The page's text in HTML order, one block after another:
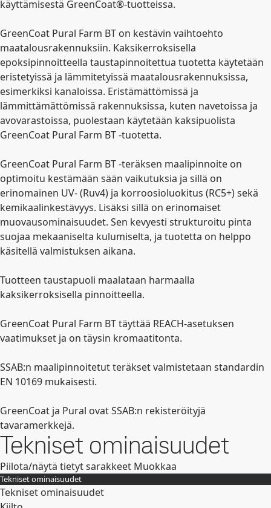
käyttämisestä GreenCoat®-tuotteissa.
GreenCoat Pural Farm BT on kestävin vaihtoehto
maatalousrakennuksiin. Kaksikerroksisella
epoksipinnoitteella taustapinnoitettua tuotetta käytetään
eristetyissä ja lämmitetyissä maatalousrakennuksissa,
esimerkiksi kanaloissa. Eristämättömissä ja
lämmittämättömissä rakennuksissa, kuten navetoissa ja
avovarastoissa, puolestaan käytetään kaksipuolista
GreenCoat Pural Farm BT -tuotetta.
GreenCoat Pural Farm BT -teräksen maalipinnoite on
optimoitu kestämään sään vaikutuksia ja sillä on
erinomainen UV- (Ruv4) ja korroosioluokitus (RC5+) sekä
kemikaalinkestävyys. Lisäksi sillä on erinomaiset
muovausominaisuudet. Sen kevyesti strukturoitu pinta
suojaa mekaaniselta kulumiselta, ja tuotetta on helppo
käsitellä valmistuksen aikana.
Tuotteen taustapuoli maalataan harmaalla
kaksikerroksisella pinnoitteella.
GreenCoat Pural Farm BT täyttää REACH-asetuksen
vaatimukset ja on täysin kromaatitonta.
SSAB:n maalipinnoitetut teräkset valmistetaan standardin
EN 10169 mukaisesti.
GreenCoat ja Pural ovat SSAB:n rekisteröityjä
tavaramerkkejä.
Tekniset ominaisuudet
Piilota/näytä tietyt sarakkeet Muokkaa
Tekniset ominaisuudet
Tekniset ominaisuudet